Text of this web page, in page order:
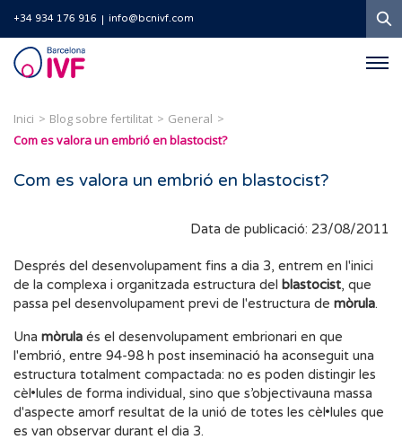
+34 934 176 916 info@bcnivf.com
Barcelona
IVF
Inici Blog sobre fertilitat
General
Com es valora un embrió en blastocist?
Com es valora un embrió en blastocist?
Data de publicació: 23/08/2011
Després del desenvolupament fins a dia 3, entrem en l'inici
de la complexa i organitzada estructura del blastocist, que
passa pel desenvolupament previ de l'estructura de mòrula.
Una mòrula és el desenvolupament embrionari en que
l'embrió, entre 94-98 h post inseminació ha aconseguit una
estructura totalment compactada: no es poden distingir les
cèl•lules de forma individual, sino que s’objectivauna massa
d'aspecte amorf resultat de la unió de totes les cèl•lules que
es van observar durant el dia 3.